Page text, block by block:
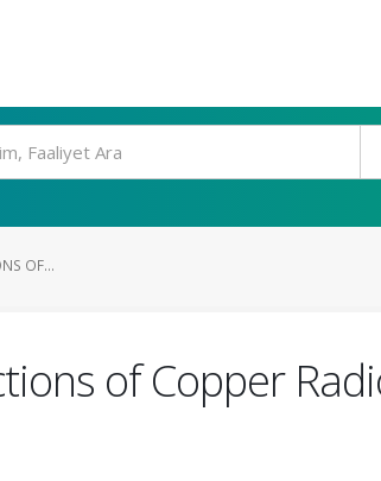
OF...
of Copper